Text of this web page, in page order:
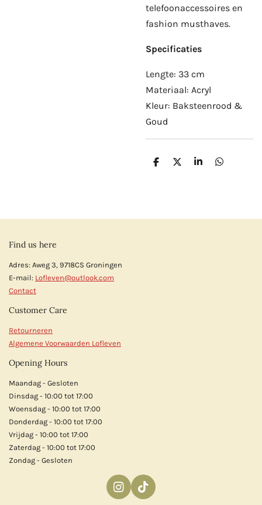
telefoonaccessoires en
fashion musthaves.
Specificaties
Lengte: 33 cm
Materiaal: Acryl
Kleur: Baksteenrood &
Goud
D
D
S
D
Find us here
Adres: Aweg 3, 9718CS Groningen
E-mail: Lofleven@outlook.com
Contact
Customer Care
Retourneren
Algemene Voorwaarden Lofleven
Opening Hours
Maandag - Gesloten
Dinsdag - 10:00 tot 17:00
Woensdag - 10:00 tot 17:00
Donderdag - 10:00 tot 17:00
Vrijdag - 10:00 tot 17:00
Zaterdag - 10:00 tot 17:00
Zondag - Gesloten
I
T